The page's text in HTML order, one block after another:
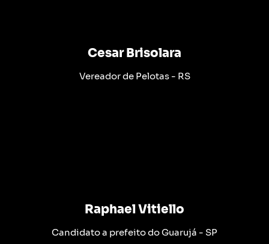
Cesar Brisolara
Vereador de Pelotas - RS
Raphael Vitiello
Candidato a prefeito do Guarujá - SP